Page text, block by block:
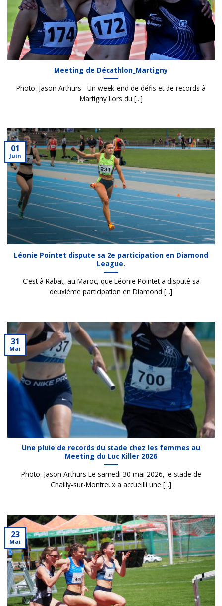
Meeting de Décathlon_Martigny
Photo: Jason Arthurs Un week-end de défis et de records à
Martigny Lors du [...]
Léonie Pointet dispute sa 2e participation en Diamond
League.
C’est à Rabat, au Maroc, que Léonie Pointet a disputé sa
deuxième participation en Diamond [...]
01
Juin
Une pluie de records du stade chez les femmes au
Meeting du Luc Killer 2026
Photo: Jason Arthurs Le samedi 30 mai 2026, le stade de
Chailly-sur-Montreux a accueilli une [...]
31
Mai
23
Mai